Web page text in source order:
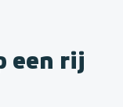
een rij